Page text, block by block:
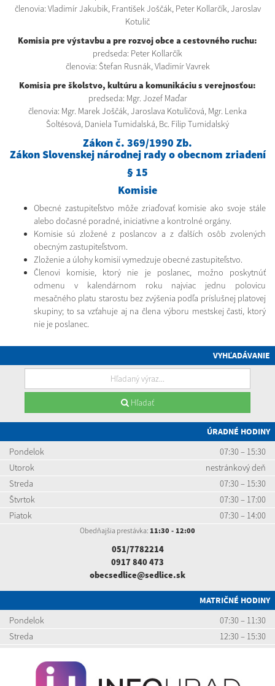
členovia: Vladimír Jakubik, František Joščák, Peter Kollarčík, Jaroslav
Kotulič
Komisia pre výstavbu a pre rozvoj obce a cestovného ruchu:
predseda: Peter Kollarčík
členovia: Štefan Rusnák, Vladimír Vavrek
Komisia pre školstvo, kultúru a komunikáciu s verejnosťou:
predseda: Mgr. Jozef Maďar
členovia: Mgr. Marek Joščák, Jaroslava Kotuličová, Mgr. Lenka
Šoltésová, Daniela Tumidalská, Bc. Filip Tumidalský
Zákon č. 369/1990 Zb.
Zákon Slovenskej národnej rady o obecnom zriadení
§ 15
Komisie
Obecné zastupiteľstvo môže zriaďovať komisie ako svoje stále
alebo dočasné poradné, iniciatívne a kontrolné orgány.
Komisie sú zložené z poslancov a z ďalších osôb zvolených
obecným zastupiteľstvom.
Zloženie a úlohy komisií vymedzuje obecné zastupiteľstvo.
Členovi komisie, ktorý nie je poslanec, možno poskytnúť
odmenu v kalendárnom roku najviac jednu polovicu
mesačného platu starostu bez zvýšenia podľa príslušnej platovej
skupiny; to sa vzťahuje aj na člena výboru mestskej časti, ktorý
nie je poslanec.
VYHĽADÁVANIE
Hľadať
ÚRADNÉ HODINY
Pondelok
07:30 – 15:30
Utorok
nestránkový deň
Streda
07:30 – 15:30
Štvrtok
07:30 – 17:00
Piatok
07:30 – 14:00
Obedňajšia prestávka: 11:30 - 12:00
051/7782214
0917 840 473
obecsedlice@sedlice.sk
MATRIČNÉ HODINY
Pondelok
07:30 – 11:30
Streda
12:30 – 15:30